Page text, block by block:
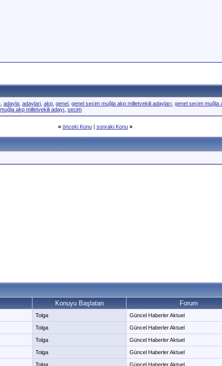
adayla adaylari akp genel genel seçim muğla akp milletvekili adayları genel seçim muğla
muğla akp milletvekili adayı secim
« önceki Konu| sonraki Konu »
Konuyu Başlatan Forum
Tolga Güncel Haberler Aktuel
Tolga Güncel Haberler Aktuel
Tolga Güncel Haberler Aktuel
Tolga Güncel Haberler Aktuel
Tolga Güncel Haberler Aktuel